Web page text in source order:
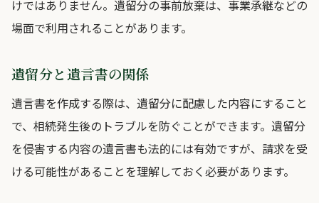
けではありません。遺留分の事前放棄は、事業承継などの
場面で利用されることがあります。
遺留分と遺言書の関係
遺言書を作成する際は、遺留分に配慮した内容にすること
で、相続発生後のトラブルを防ぐことができます。遺留分
を侵害する内容の遺言書も法的には有効ですが、請求を受
ける可能性があることを理解しておく必要があります。